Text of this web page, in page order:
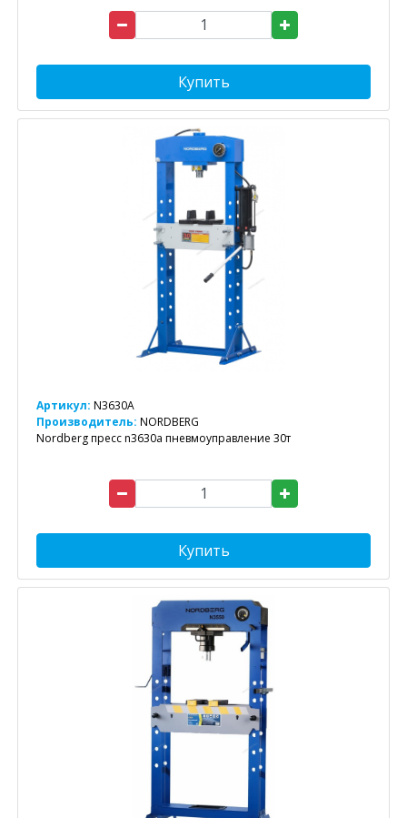
Купить
Артикул: N3630A
Производитель: NORDBERG
Nordberg пресс n3630a пневмоуправление 30т
Купить